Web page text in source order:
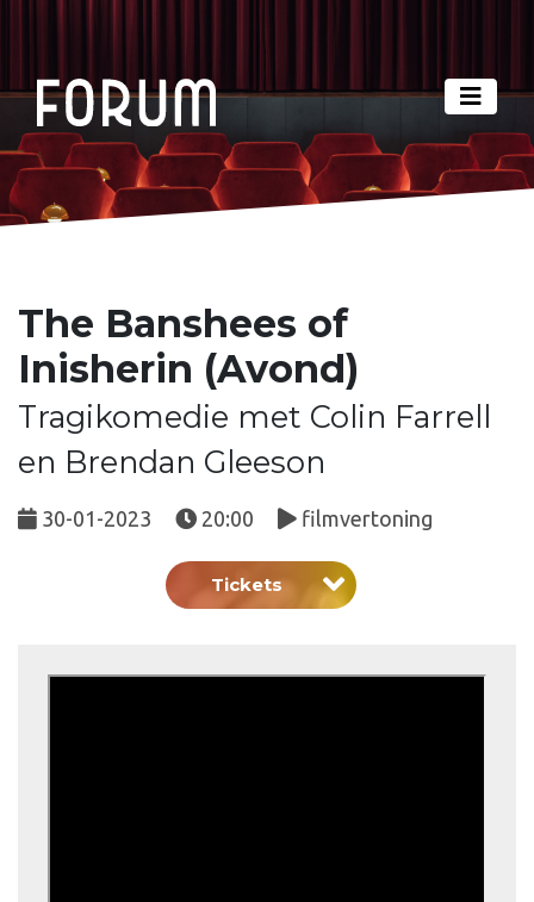
The Banshees of
Inisherin (Avond)
Tragikomedie met Colin Farrell
en Brendan Gleeson
30-01-2023 20:00 filmvertoning
Tickets